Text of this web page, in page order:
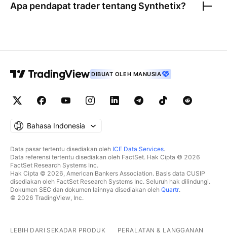
Apa pendapat trader tentang Synthetix?
DIBUAT OLEH MANUSIA
Bahasa Indonesia
Data pasar tertentu disediakan oleh ICE Data Services.
Data referensi tertentu disediakan oleh FactSet. Hak Cipta © 2026
FactSet Research Systems Inc.
Hak Cipta © 2026, American Bankers Association. Basis data CUSIP
disediakan oleh FactSet Research Systems Inc. Seluruh hak dilindungi.
Dokumen SEC dan dokumen lainnya disediakan oleh Quartr.
© 2026 TradingView, Inc.
LEBIH DARI SEKADAR PRODUK PERALATAN & LANGGANAN